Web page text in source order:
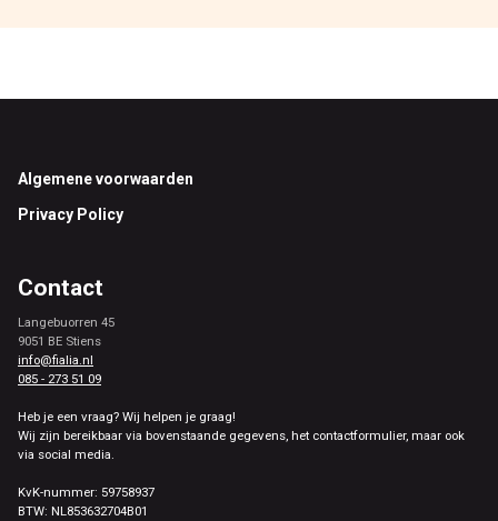
Footer
Algemene voorwaarden
Privacy Policy
Contact
Langebuorren 45
9051 BE Stiens
info@fialia.nl
085 - 273 51 09
Heb je een vraag? Wij helpen je graag!
Wij zijn bereikbaar via bovenstaande gegevens, het contactformulier, maar ook
via social media.
KvK-nummer: 59758937
BTW: NL853632704B01